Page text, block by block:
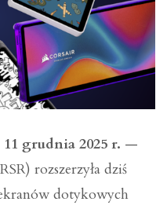
grudnia 2025 r. —
rozszerzyła dziś
dotykowych